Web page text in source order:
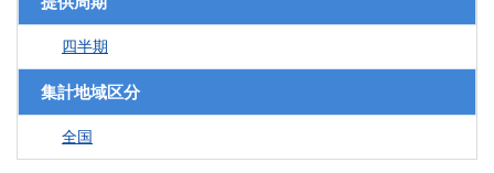
四半期
集計地域区分
全国